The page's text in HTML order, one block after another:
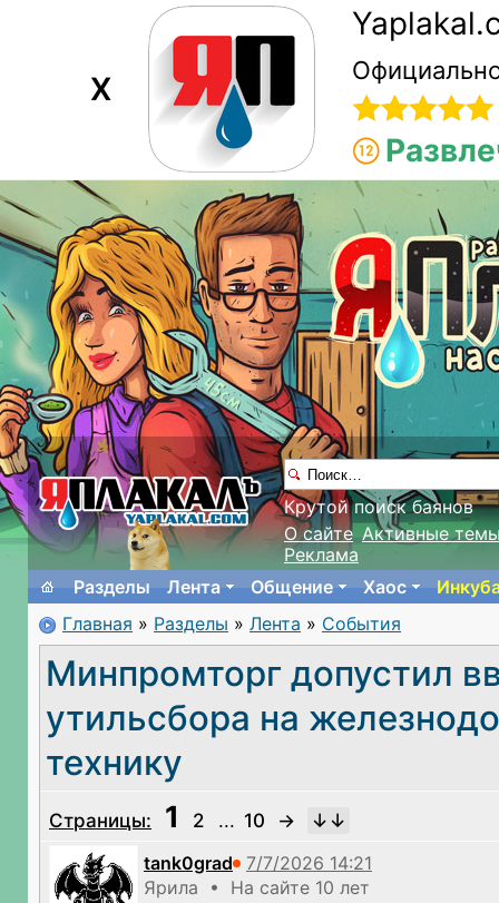
X
Крутой поиск баянов
О сайте Активные
Реклама
Разделы
Лента Общение Хаос
Главная » Разделы » Лента » События
Минпромторг допустил
утильсбора на
технику
Страницы: 1 2 ... 10
→
tank0grad
Ярила • На сайте 10 лет